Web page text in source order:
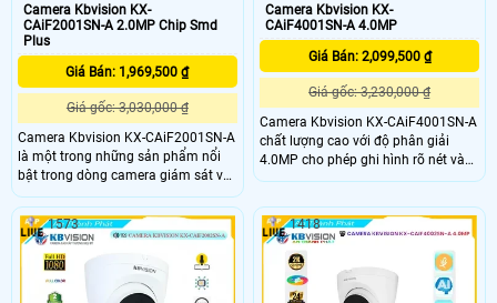
Camera Kbvision KX-
CAiF2001SN-A 2.0MP Chip Smd
Plus
Giá Bán: 1,969,500 ₫
Giá gốc: 3,030,000 ₫
Camera Kbvision KX-CAiF2001SN-A
là một trong những sản phẩm nổi
bật trong dòng camera giám sát với
chất lượng hình ảnh 2.0MP với khả
năng ghi hình sắc nét và nhiều tính
năng thông minh, đây là lựa chọn lý
tưởng cho nhu cầu an ninh gia đình
và doanh nghiệp.
Camera Kbvision KX-
CAiF4001SN-A 4.0MP
Giá Bán: 2,099,500 ₫
Giá gốc: 3,230,000 ₫
Camera Kbvision KX-CAiF4001SN-A
chất lượng cao với độ phân giải
4.0MP cho phép ghi hình rõ nét và
chi tiết với hồng ngoại ban đêm full
màu ban đêm rõ nét như ban ngày
dù trong điều kiện thiếu ánh sáng
hoặc trời tối
1573 1418